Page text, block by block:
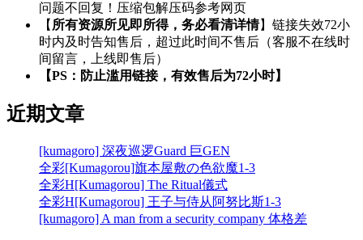
问题不回复！压缩包解压码参考网页
【 所有资源所见即所得，务必看清详情】链接失效72小
时内及时告知售后，超过此时间不售后（客服不在线时
间留言，上线即售后）
【PS：防止滥用链接，有效售后为72小时】
近期文章
[kumagoro] 深夜巡逻Guard 巨GEN
全彩[Kumagorou]旗本屋敷の色欲魔1-3
全彩H[Kumagorou] The Ritual儀式
全彩H[Kumagorou] 王子与侍从阿努比斯1-3
[kumagoro] A man from a security company 体格差